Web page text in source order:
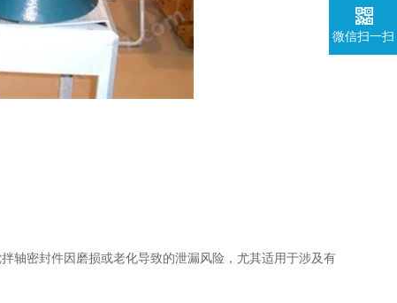
密封件因磨损或老化导致的泄漏风险，尤其适用于涉及有
微信扫一扫